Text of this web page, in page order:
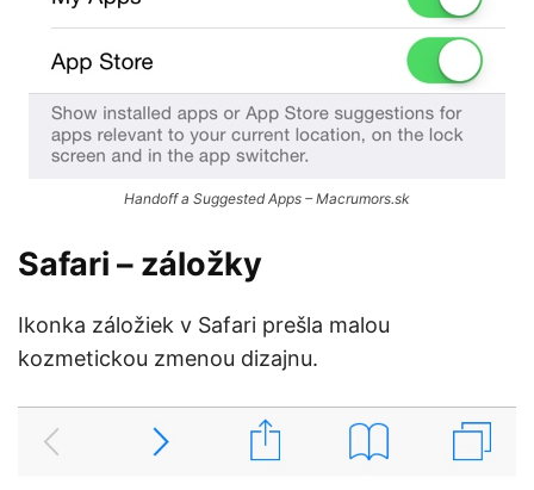
Handoff a Suggested Apps – Macrumors.sk
Safari – záložky
Ikonka záložiek v Safari prešla malou
kozmetickou zmenou dizajnu.